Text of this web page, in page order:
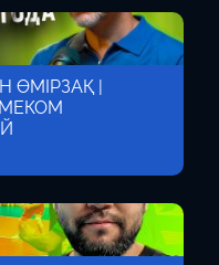
ӨМІРЗАҚ |